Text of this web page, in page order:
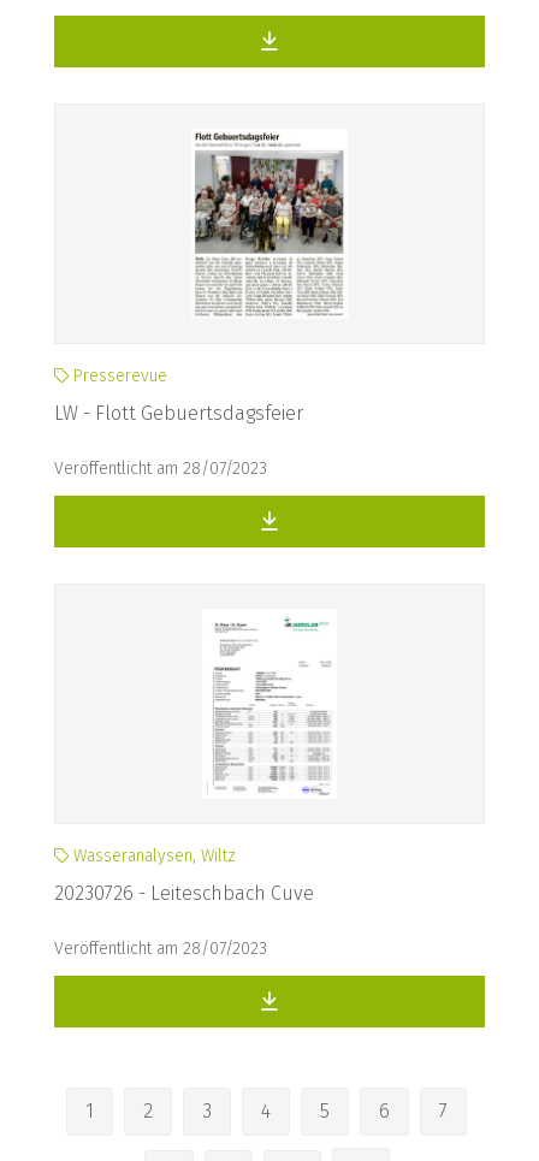
Presserevue
LW - Flott Gebuertsdagsfeier
Veröffentlicht am 28/07/2023
Wasseranalysen, Wiltz
20230726 - Leiteschbach Cuve
Veröffentlicht am 28/07/2023
1 2 3 4 5 6 7